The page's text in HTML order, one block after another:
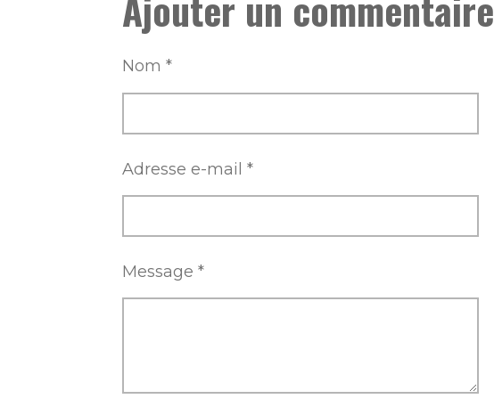
a
g
a
g
a
g
Nom *
Adresse e-mail *
Message *